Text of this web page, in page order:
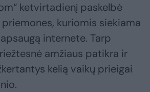
ketvirtadienį paskelbė
kuriomis siekiama
internete. Tarp
amžiaus patikra ir
kelią vaikų prieigai